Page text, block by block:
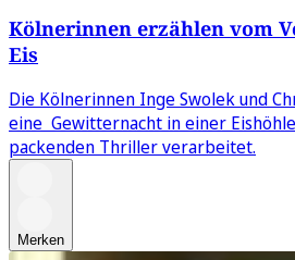
Kölnerinnen erzählen vom
Eis
Die Kölnerinnen Inge Swolek und
eine Gewitternacht in einer
packenden Thriller verarbeitet.
Merken